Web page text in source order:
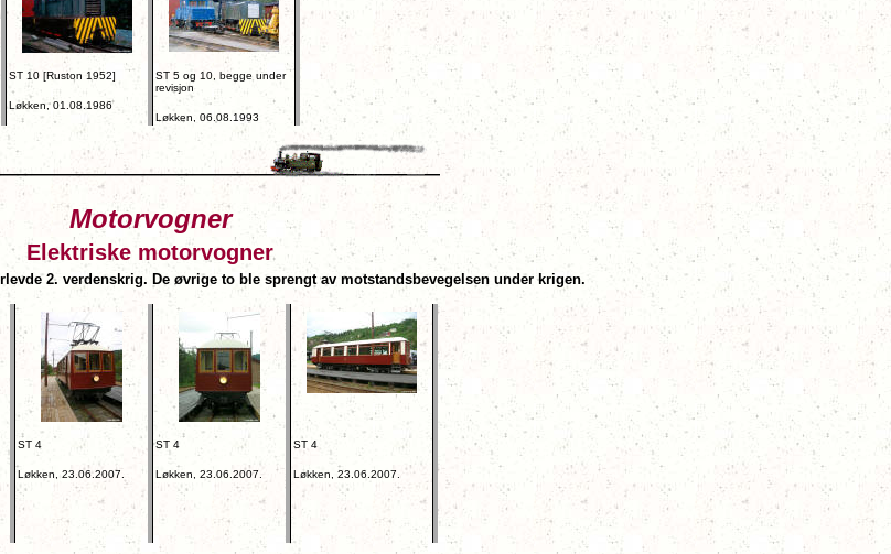
ST 10 [Ruston 1952]
Løkken, 01.08.1986
ST 5 og 10, begge under
revisjon
Løkken, 06.08.1993
Motorvogner
Elektriske motorvogner
2. verdenskrig. De øvrige to ble sprengt av motstandsbevegelsen under krigen.
ST 4
Løkken, 23.06.2007.
ST 4
Løkken, 23.06.2007.
ST 4
Løkken, 23.06.2007.